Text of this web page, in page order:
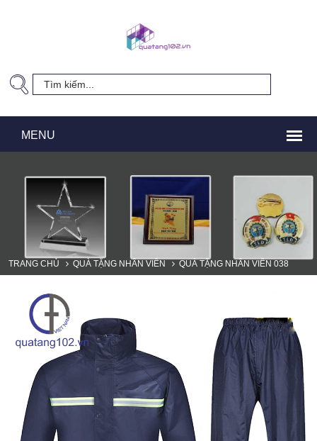
TRANG CHỦ QUÀ TẶNG NHÂN VIÊN QUÀ TẶNG NHÂN VIÊN 038